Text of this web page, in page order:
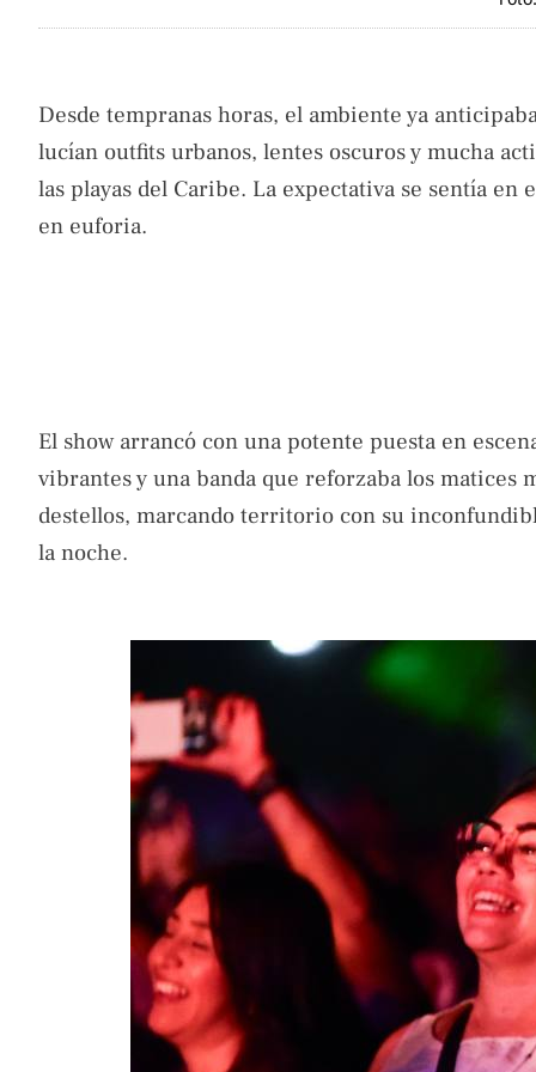
Desde tempranas horas, el ambiente ya
lucían outfits urbanos, lentes oscuros y mucha
las playas del Caribe. La expectativa se sentía
en euforia.
El show arrancó con una potente puesta en
vibrantes y una banda que reforzaba los matices
destellos, marcando territorio con su
la noche.